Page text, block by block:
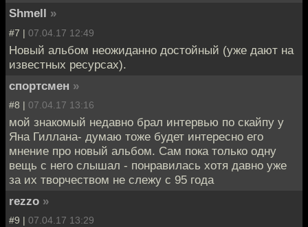
Shmell »
#7 | 07.04.17 12:49
Новый альбом неожиданно достойный (уже дают на
известных ресурсах).
спортсмен »
#8 | 07.04.17 13:16
мой знакомый недавно брал интервью по скайпу у
Яна Гиллана- думаю тоже будет интересно его
мнение про новый альбом. Cам пока только одну
вещь с него слышал - понравилась хотя давно уже
за их творчеством не слежу с 95 года
rezzo »
#9 | 07.04.17 13:29